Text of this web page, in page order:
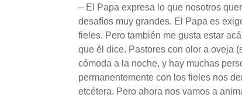
– El Papa expresa lo que nosotros
desafíos muy grandes. El Papa es
fieles. Pero también me gusta estar
que él dice. Pastores con olor a oveja
cómoda a la noche, y hay muchas
permanentemente con los fieles nos
etcétera. Pero ahora nos vamos a